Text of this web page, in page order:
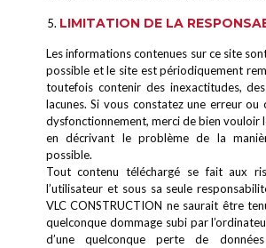
LIMITATION DE LA
Les informations contenues sur ce site
possible et le site est périodiquement
toutefois contenir des inexactitudes,
lacunes. Si vous constatez une erreur
dysfonctionnement, merci de bien vouloir
en décrivant le problème de la
possible.
Tout contenu téléchargé se fait aux
l’utilisateur et sous sa seule
VLC CONSTRUCTION ne saurait être
quelconque dommage subi par
d’une quelconque perte de